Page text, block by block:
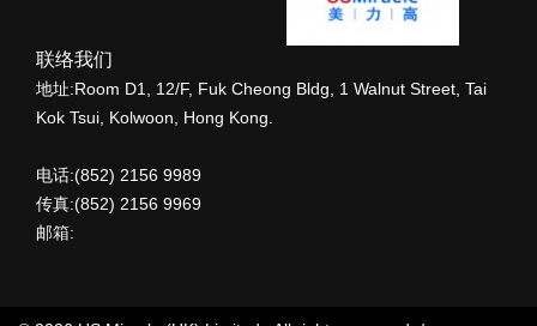
联络我们
地址:Room D1, 12/F, Fuk Cheong Bldg, 1 Walnut Street, Tai
Kok Tsui, Kolwoon, Hong Kong.
电话:(852) 2156 9989
传真:(852) 2156 9969
邮箱: